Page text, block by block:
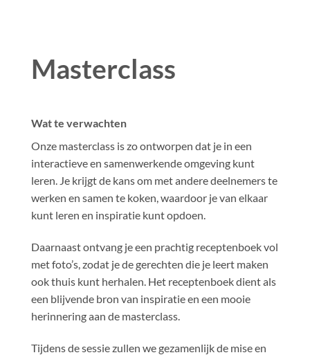
Masterclass
Wat te verwachten
Onze masterclass is zo ontworpen dat je in een
interactieve en samenwerkende omgeving kunt
leren. Je krijgt de kans om met andere deelnemers te
werken en samen te koken, waardoor je van elkaar
kunt leren en inspiratie kunt opdoen.
Daarnaast ontvang je een prachtig receptenboek vol
met foto’s, zodat je de gerechten die je leert maken
ook thuis kunt herhalen. Het receptenboek dient als
een blijvende bron van inspiratie en een mooie
herinnering aan de masterclass.
Tijdens de sessie zullen we gezamenlijk de mise en